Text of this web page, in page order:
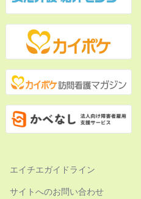
エイチエガイドライン
サイトへのお問い合わせ